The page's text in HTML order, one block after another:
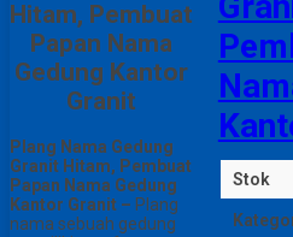
Stok
Hitam, Pembuat
Papan Nama
Gedung Kantor
Granit
Plang Nama Gedung
Granit Hitam, Pembuat
Papan Nama Gedung
Kantor Granit – Plang
nama sebuah gedung